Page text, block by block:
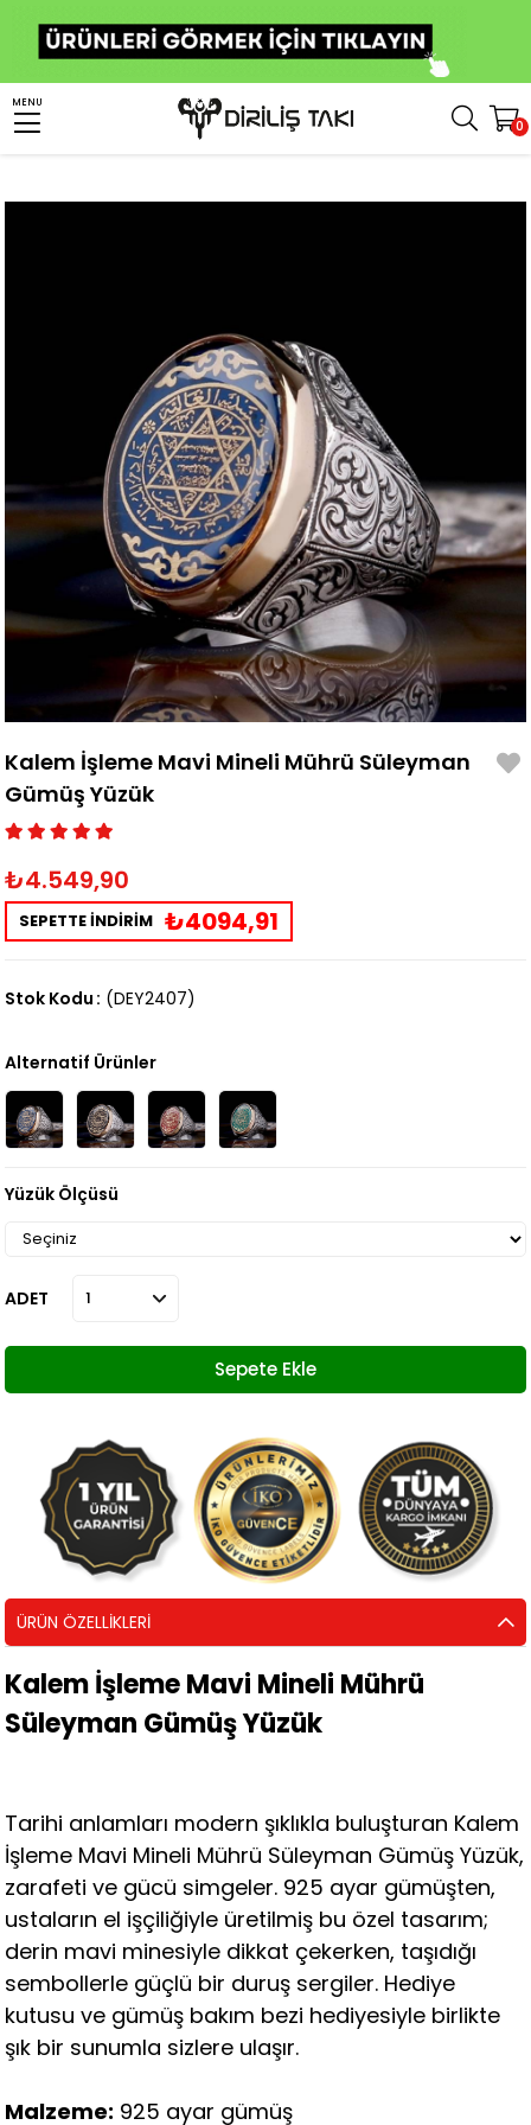
MENU
0
Erkek Gümüş Yüzük
Kalem İşleme Mavi Mineli Mührü Süleyman Gümüş Yüzük
Kalem İşleme Mavi Mineli Mührü Süleyman
Gümüş Yüzük
₺4.549,90
SEPETTE İNDİRİM ₺4094,91
Stok Kodu (DEY2407)
Alternatif Ürünler
Yüzük Ölçüsü
ADET
ÜRÜN ÖZELLIKLERI
Kalem İşleme Mavi Mineli Mührü
Süleyman Gümüş Yüzük
Tarihi anlamları modern şıklıkla buluşturan Kalem
İşleme Mavi Mineli Mührü Süleyman Gümüş Yüzük,
zarafeti ve gücü simgeler. 925 ayar gümüşten,
ustaların el işçiliğiyle üretilmiş bu özel tasarım;
derin mavi minesiyle dikkat çekerken, taşıdığı
sembollerle güçlü bir duruş sergiler. Hediye
kutusu ve gümüş bakım bezi hediyesiyle birlikte
şık bir sunumla sizlere ulaşır.
Malzeme: 925 ayar gümüş